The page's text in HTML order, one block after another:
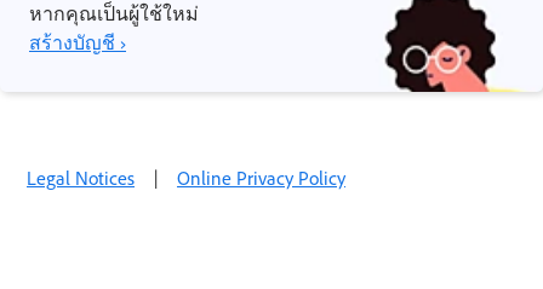
หากคุณเป็นผู้ใช้ใหม่
สร้างบัญชี ›
Legal Notices | Online Privacy Policy